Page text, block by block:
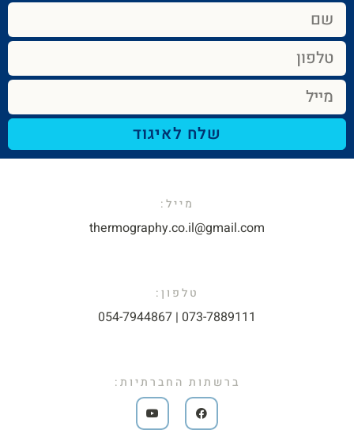
שלח לאיגוד
מייל:​
thermography.co.il@gmail.com​
טלפון:
073-7889111 | 054-7944867​
ברשתות החברתיות: